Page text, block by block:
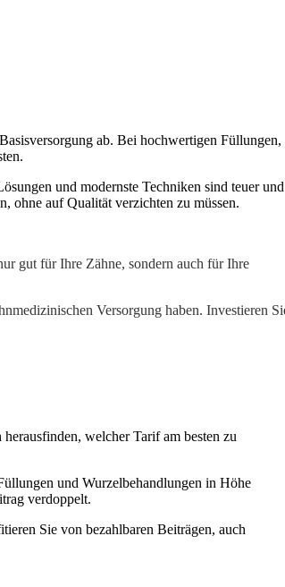
ab. Bei hochwertigen Füllungen,
und modernste Techniken sind teuer und
ohne auf Qualität verzichten zu müssen.
gut für Ihre Zähne, sondern auch für Ihre
Versorgung haben. Investieren
welcher Tarif am besten zu
und Wurzelbehandlungen in Höhe
verdoppelt.
Sie von bezahlbaren Beiträgen, auch